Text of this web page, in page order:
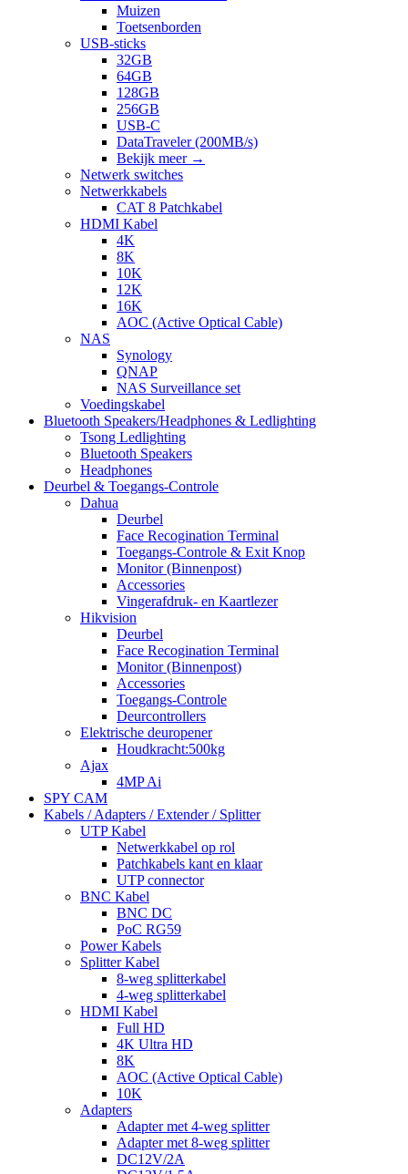
Muizen
Toetsenborden
USB-sticks
32GB
64GB
128GB
256GB
USB-C
DataTraveler (200MB/s)
Bekijk meer →
Netwerk switches
Netwerkkabels
CAT 8 Patchkabel
HDMI Kabel
4K
8K
10K
12K
16K
AOC (Active Optical Cable)
NAS
Synology
QNAP
NAS Surveillance set
Voedingskabel
Bluetooth Speakers/Headphones & Ledlighting
Tsong Ledlighting
Bluetooth Speakers
Headphones
Deurbel & Toegangs-Controle
Dahua
Deurbel
Face Recogination Terminal
Toegangs-Controle & Exit Knop
Monitor (Binnenpost)
Accessories
Vingerafdruk- en Kaartlezer
Hikvision
Deurbel
Face Recogination Terminal
Monitor (Binnenpost)
Accessories
Toegangs-Controle
Deurcontrollers
Elektrische deuropener
Houdkracht:500kg
Ajax
4MP Ai
SPY CAM
Kabels / Adapters / Extender / Splitter
UTP Kabel
Netwerkkabel op rol
Patchkabels kant en klaar
UTP connector
BNC Kabel
BNC DC
PoC RG59
Power Kabels
Splitter Kabel
8-weg splitterkabel
4-weg splitterkabel
HDMI Kabel
Full HD
4K Ultra HD
8K
AOC (Active Optical Cable)
10K
Adapters
Adapter met 4-weg splitter
Adapter met 8-weg splitter
DC12V/2A